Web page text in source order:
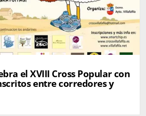
el XVIII Cross Popular con
entre corredores y